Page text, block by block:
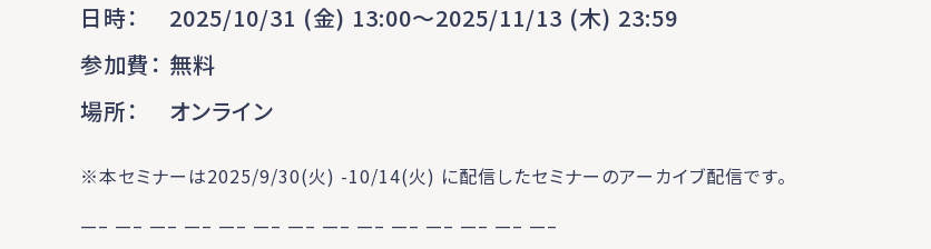
日時
2025/10/31 (金) 13:00〜2025/11/13 (木) 23:59
参加費
無料
場所
オンライン
※本セミナーは2025/9/30(火) -10/14(火) に配信したセミナーのアーカイブ配信です。
—– —– —– —– —– —– —– —– —– —– —– —– —– —–